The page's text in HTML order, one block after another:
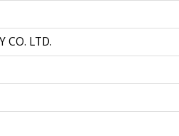
CO. LTD.